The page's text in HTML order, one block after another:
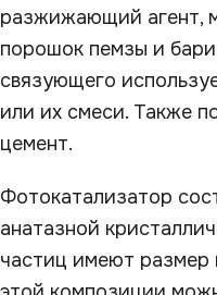
разжижающий агент,
порошок пемзы и
связующего
или их смеси. Также
цемент.
Фотокатализатор
анатазной
частиц имеют размер